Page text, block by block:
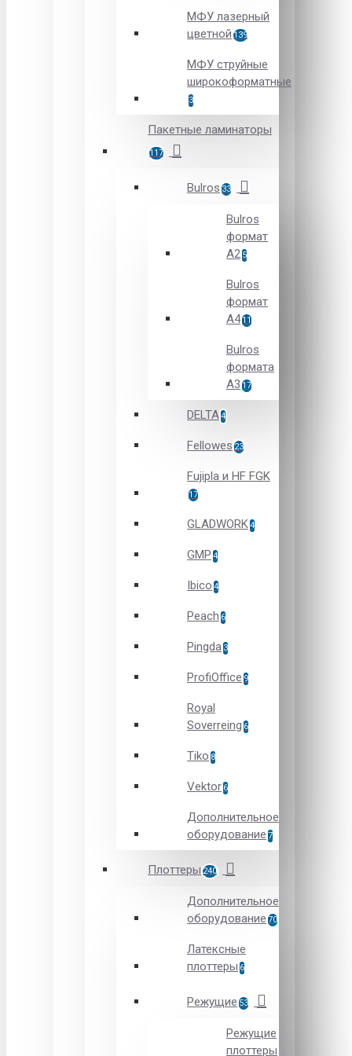
МФУ лазерный
цветной 139
МФУ струйные
широкоформатные
3
Пакетные ламинаторы
117
Bulros 33
Bulros
формат
A2 5
Bulros
формат
A411
Bulros
формата
А3 17
DELTA4
Fellowes 23
Fujipla и HF FGK
17
GLADWORK4
GMP 4
Ibico 4
Peach 6
Pingda 3
ProfiOffice 9
Royal
Soverreing 6
Tiko 8
Vektor 6
Дополнительное
оборудование 7
Плоттеры 240
Дополнительное
оборудование 70
Латексные
плоттеры 6
Режущие 53
Режущие
плоттеры